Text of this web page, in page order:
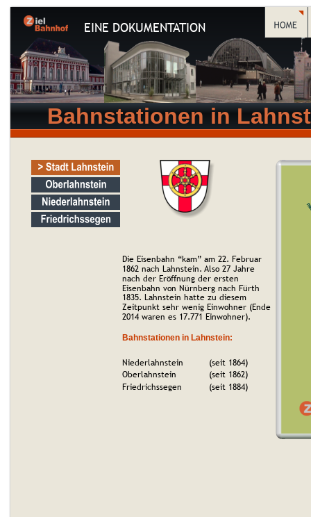
EINE DOKUMENTATION
Die Eisenbahn “kam” am 22. Februar
1862 nach Lahnstein. Also 27 Jahre
nach der Eröffnung der ersten
Eisenbahn von Nürnberg nach Fürth
1835. Lahnstein hatte zu diesem
Zeitpunkt sehr wenig Einwohner (Ende
2014 waren es 17.771 Einwohner).
Bahnstationen in Lahnstein:
Niederlahnstein
   (seit 1864)
Oberlahnstein
   (seit 1862)
Friedrichssegen
   (seit 1884)
Bahnstationen in